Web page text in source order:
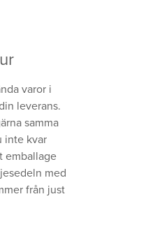
varor i
leverans.
samma
inte kvar
emballage
med
från just